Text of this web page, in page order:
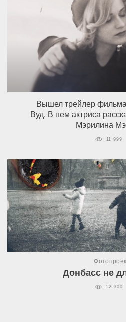
Вышел трейлер
Вуд. В нем актриса
Мэрилина
11 999
Донбасс не
12 300